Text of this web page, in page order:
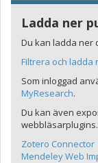
Ladda ner
Du kan ladda ner
Filtrera och ladda
Som inloggad
MyResearch.
Du kan även
Zotero Connector
Mendeley Web